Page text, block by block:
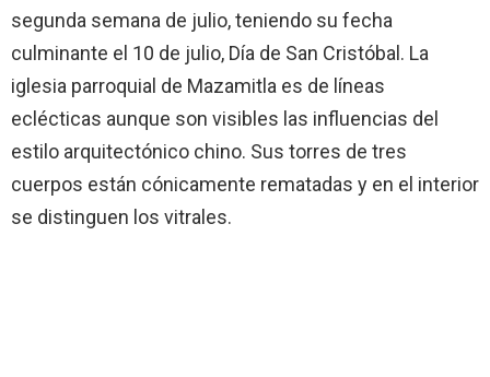
segunda semana de julio, teniendo su fecha
culminante el 10 de julio, Día de San Cristóbal. La
iglesia parroquial de Mazamitla es de líneas
eclécticas aunque son visibles las influencias del
estilo arquitectónico chino. Sus torres de tres
cuerpos están cónicamente rematadas y en el interior
se distinguen los vitrales.